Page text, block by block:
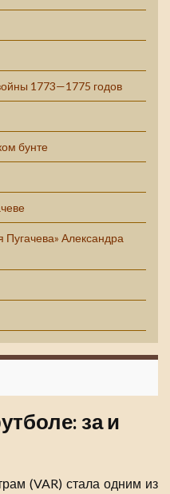
1773—1775 годов
бунте
Пугачева» Александра
за и
(VAR) стала одним из